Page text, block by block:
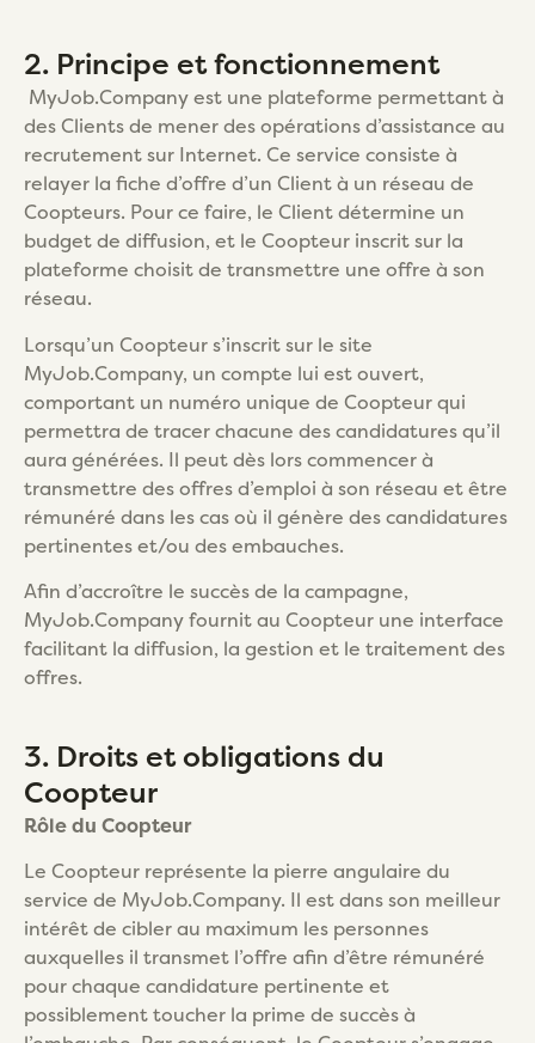
2. Principe et fonctionnement
MyJob.Company est une plateforme permettant à
des Clients de mener des opérations d’assistance au
recrutement sur Internet. Ce service consiste à
relayer la fiche d’offre d’un Client à un réseau de
Coopteurs. Pour ce faire, le Client détermine un
budget de diffusion, et le Coopteur inscrit sur la
plateforme choisit de transmettre une offre à son
réseau.
Lorsqu’un Coopteur s’inscrit sur le site
MyJob.Company, un compte lui est ouvert,
comportant un numéro unique de Coopteur qui
permettra de tracer chacune des candidatures qu’il
aura générées. Il peut dès lors commencer à
transmettre des offres d’emploi à son réseau et être
rémunéré dans les cas où il génère des candidatures
pertinentes et/ou des embauches.
Afin d’accroître le succès de la campagne,
MyJob.Company fournit au Coopteur une interface
facilitant la diffusion, la gestion et le traitement des
offres.
3. Droits et obligations du
Coopteur
Rôle du Coopteur
Le Coopteur représente la pierre angulaire du
service de MyJob.Company. Il est dans son meilleur
intérêt de cibler au maximum les personnes
auxquelles il transmet l’offre afin d’être rémunéré
pour chaque candidature pertinente et
possiblement toucher la prime de succès à